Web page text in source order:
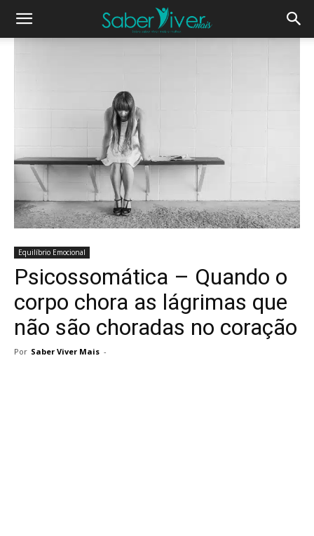
Equilíbrio Emocional
Psicossomática – Quando o
corpo chora as lágrimas que
não são choradas no coração
Por Saber Viver Mais -